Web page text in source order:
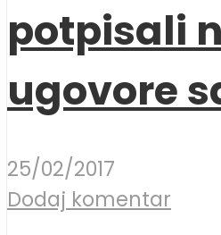
potpisali
ugovore
25/02/2017
Dodaj komentar